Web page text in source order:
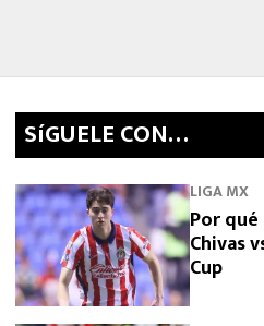
SíGUELE CON…
LIGA MX
Por
Chivas
Cup